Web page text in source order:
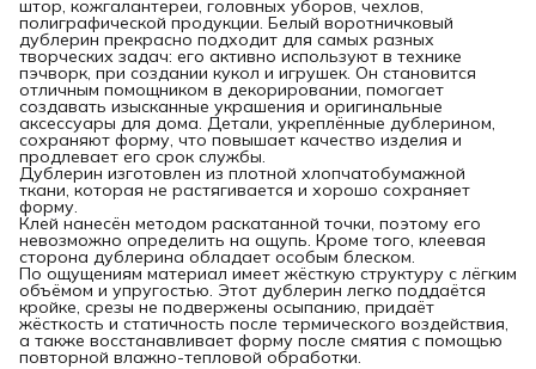
штор, кожгалантереи, головных уборов, чехлов,
полиграфической продукции. Белый воротничковый
дублерин прекрасно подходит для самых разных
творческих задач: его активно используют в технике
пэчворк, при создании кукол и игрушек. Он становится
отличным помощником в декорировании, помогает
создавать изысканные украшения и оригинальные
аксессуары для дома. Детали, укреплённые дублерином,
сохраняют форму, что повышает качество изделия и
продлевает его срок службы.
Дублерин изготовлен из плотной хлопчатобумажной
ткани, которая не растягивается и хорошо сохраняет
форму.
Клей нанесён методом раскатанной точки, поэтому его
невозможно определить на ощупь. Кроме того, клеевая
сторона дублерина обладает особым блеском.
По ощущениям материал имеет жёсткую структуру с лёгким
объёмом и упругостью. Этот дублерин легко поддаётся
кройке, срезы не подвержены осыпанию, придаёт
жёсткость и статичность после термического воздействия,
а также восстанавливает форму после смятия с помощью
повторной влажно-тепловой обработки.